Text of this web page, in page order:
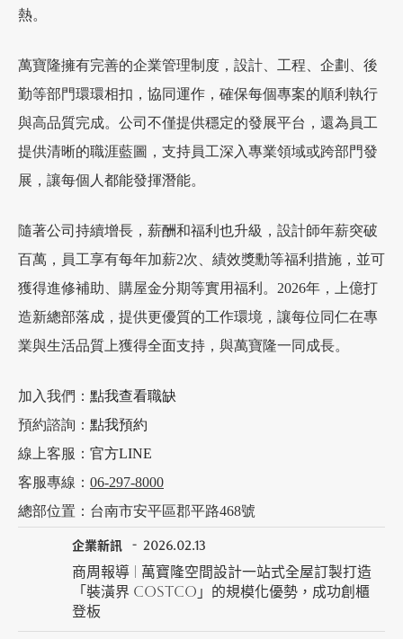
熱。
萬寶隆擁有完善的企業管理制度，設計、工程、企劃、後
勤等部門環環相扣，協同運作，確保每個專案的順利執行
與高品質完成。公司不僅提供穩定的發展平台，還為員工
提供清晰的職涯藍圖，支持員工深入專業領域或跨部門發
展，讓每個人都能發揮潛能。
隨著公司持續增長，薪酬和福利也升級，設計師年薪突破
百萬，員工享有每年加薪2次、績效獎勳等福利措施，並可
獲得進修補助、購屋金分期等實用福利。2026年，上億打
造新總部落成，提供更優質的工作環境，讓每位同仁在專
業與生活品質上獲得全面支持，與萬寶隆一同成長。
加入我們： 點我查看職缺
預約諮詢： 點我預約
線上客服： 官方LINE
客服專線： 06-297-8000
總部位置：台南市安平區郡平路468號
企業新訊 2026.02.13
商周報導 | 萬寶隆空間設計一站式全屋訂製打造
「裝潢界 COSTCO」的規模化優勢，成功創櫃
登板